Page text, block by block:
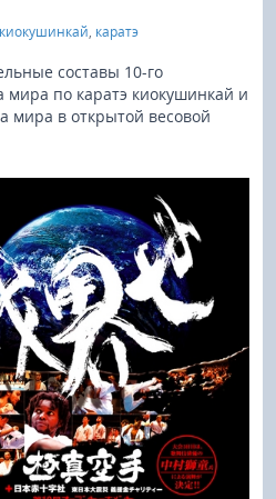
киокушинкай, каратэ
составы 10-го
мира по каратэ киокушинкай и
мира в открытой весовой